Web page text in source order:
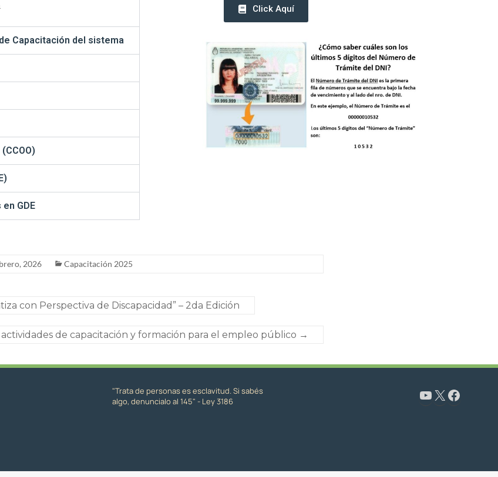
Capacitación del sistema
GDE
Click Aquí
2026 Capacitación 2025
con Perspectiva de Discapacidad” – 2da Edición
actividades de capacitación y formación para el empleo público →
"Trata de personas es esclavitud. Si sabés
algo, denuncialo al 145" - Ley 3186